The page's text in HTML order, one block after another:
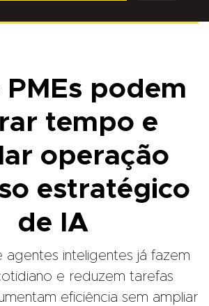
PMEs podem
tempo e
operação
estratégico
de IA
inteligentes já fazem
e reduzem tarefas
eficiência sem ampliar